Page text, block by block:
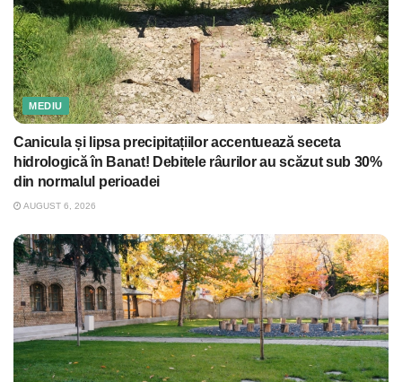
MEDIU
Canicula și lipsa precipitațiilor accentuează seceta
hidrologică în Banat! Debitele râurilor au scăzut sub 30%
din normalul perioadei
AUGUST 6, 2026